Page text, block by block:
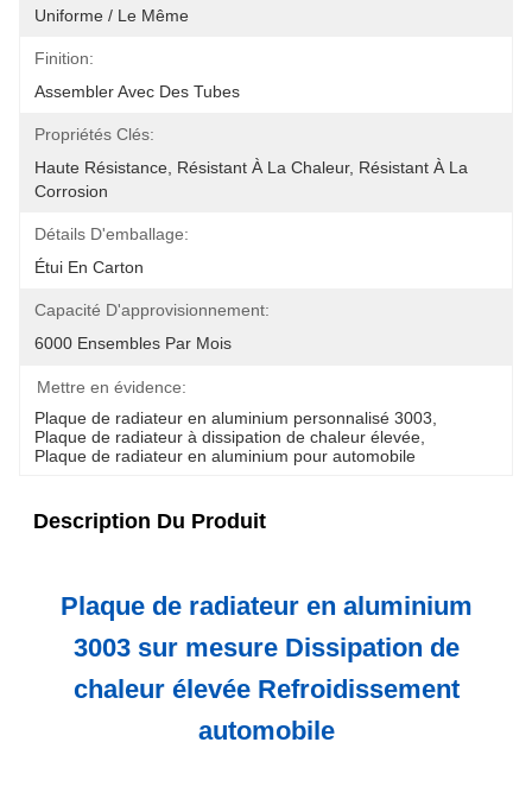
Uniforme / Le Même
Finition:
Assembler Avec Des Tubes
Propriétés Clés:
Haute Résistance, Résistant À La Chaleur, Résistant À La
Corrosion
Détails D'emballage:
Étui En Carton
Capacité D'approvisionnement:
6000 Ensembles Par Mois
Mettre en évidence:
Plaque de radiateur en aluminium personnalisé 3003
Plaque de radiateur à dissipation de chaleur élevée
Plaque de radiateur en aluminium pour automobile
Description Du Produit
Plaque de radiateur en aluminium
3003 sur mesure Dissipation de
chaleur élevée Refroidissement
automobile